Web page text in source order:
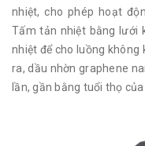
nhiệt, cho phép hoạt
Tấm tản nhiệt bằng lưới
nhiệt để cho luồng không
ra, dầu nhờn graphene
lần, gần bằng tuổi thọ